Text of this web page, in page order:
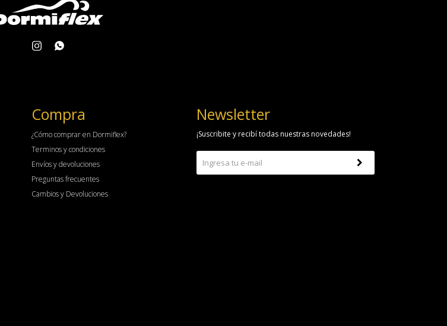
 
Compra
¿Cómo comprar en Dormiflex?
Terminos y condiciones
Envíos y devoluciones
Preguntas frecuentes
Cambios y Devoluciones
Newsletter
¡Suscribite y recibí todas nuestras novedades!